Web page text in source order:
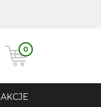
0
AKCJE